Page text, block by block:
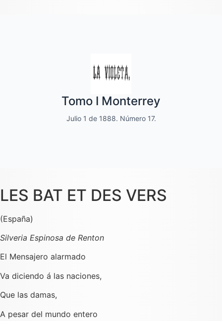
Tomo I Monterrey
Julio 1 de 1888. Número 17.
y de variedades
Dedicado a las familias.
LES BAT ET DES VERS
(España)
Silveria Espinosa de Renton
El Mensajero alarmado
Va diciendo á las naciones,
Que las damas,
A pesar del mundo entero